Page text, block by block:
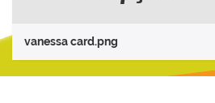
vanessa card.png